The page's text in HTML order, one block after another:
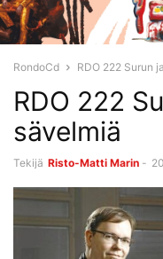
RondoCd RDO 222 Surun
RDO 222
sävelmiä
Tekijä Risto-Matti Marin -